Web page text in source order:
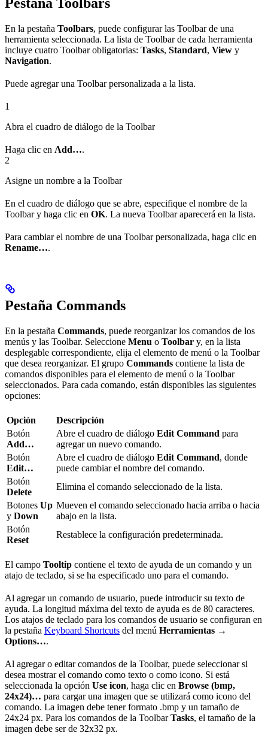
En la pestaña Toolbars, puede configurar las Toolbar de una
herramienta seleccionada. La lista de Toolbar de cada herramienta
incluye cuatro Toolbar obligatorias: Tasks, Standard, View y
Navigation.
Puede agregar una Toolbar personalizada a la lista.
1
Abra el cuadro de diálogo de la Toolbar
Haga clic en Add….
2
Asigne un nombre a la Toolbar
En el cuadro de diálogo que se abre, especifique el nombre de la
Toolbar y haga clic en OK. La nueva Toolbar aparecerá en la lista.
Para cambiar el nombre de una Toolbar personalizada, haga clic en
Rename….
Pestaña Commands
En la pestaña Commands, puede reorganizar los comandos de los
menús y las Toolbar. Seleccione Menu o Toolbar y, en la lista
desplegable correspondiente, elija el elemento de menú o la Toolbar
que desea reorganizar. El grupo Commands contiene la lista de
comandos disponibles para el elemento de menú o la Toolbar
seleccionados. Para cada comando, están disponibles las siguientes
opciones:
Opción
Descripción
Botón
Add…
Abre el cuadro de diálogo Edit Command para
agregar un nuevo comando.
Botón
Edit…
Abre el cuadro de diálogo Edit Command, donde
puede cambiar el nombre del comando.
Botón
Delete
Elimina el comando seleccionado de la lista.
Botones Up
y Down
Mueven el comando seleccionado hacia arriba o hacia
abajo en la lista.
Botón
Reset
Restablece la configuración predeterminada.
El campo Tooltip contiene el texto de ayuda de un comando y un
atajo de teclado, si se ha especificado uno para el comando.
Al agregar un comando de usuario, puede introducir su texto de
ayuda. La longitud máxima del texto de ayuda es de 80 caracteres.
Los atajos de teclado para los comandos de usuario se configuran en
la pestaña Keyboard Shortcuts del menú Herramientas →
Options….
Al agregar o editar comandos de la Toolbar, puede seleccionar si
desea mostrar el comando como texto o como icono. Si está
seleccionada la opción Use icon, haga clic en Browse (bmp,
24x24)… para cargar una imagen que se utilizará como icono del
comando. La imagen debe tener formato .bmp y un tamaño de
24x24 px. Para los comandos de la ToolbarTasks, el tamaño de la
imagen debe ser de 32x32 px.